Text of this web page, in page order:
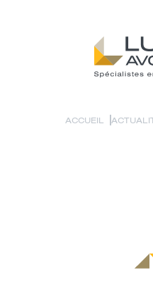
ACCUEIL